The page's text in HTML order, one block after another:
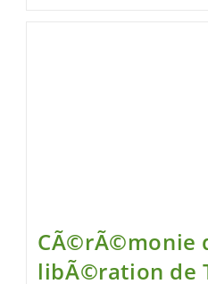
CÃ©rÃ©monie
libÃ©ration de